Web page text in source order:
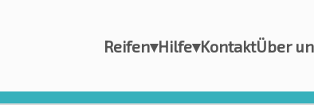
Reifen▾Hilfe▾KontaktÜber